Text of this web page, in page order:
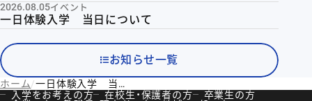
2026.08.05イベント
一日体験入学 当日について
お知らせ一覧
ホーム
一日体験入学 当日について
入学をお考えの方
在校生・保護者の方
卒業生の方